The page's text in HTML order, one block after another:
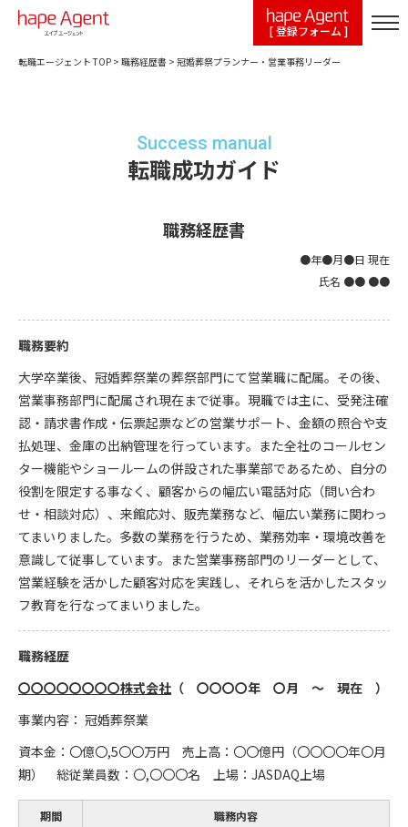
[ 登録フォーム ]
転職エージェント TOP > 職務経歴書 > 冠婚葬祭プランナー・営業事務リーダー
Success manual
転職成功ガイド
職務経歴書
●年●月●日 現在
氏名 ●● ●●
職務要約
大学卒業後、冠婚葬祭業の葬祭部門にて営業職に配属。その後、
営業事務部門に配属され現在まで従事。現職では主に、受発注確
認・請求書作成・伝票起票などの営業サポート、金額の照合や支
払処理、金庫の出納管理を行っています。また全社のコールセン
ター機能やショールームの併設された事業部であるため、自分の
役割を限定する事なく、顧客からの幅広い電話対応（問い合わ
せ・相談対応）、来館応対、販売業務など、幅広い業務に関わっ
てまいりました。多数の業務を行うため、業務効率・環境改善を
意識して従事しています。また営業事務部門のリーダーとして、
営業経験を活かした顧客対応を実践し、それらを活かしたスタッ
フ教育を行なってまいりました。
職務経歴
〇〇〇〇〇〇〇〇株式会社 （ 〇〇〇〇年 〇月 ～ 現在 ）
事業内容： 冠婚葬祭業
資本金：〇億〇,5〇〇万円 売上高：〇〇億円（〇〇〇〇年〇月
期） 総従業員数：〇,〇〇〇名 上場：JASDAQ上場
期間 職務内容